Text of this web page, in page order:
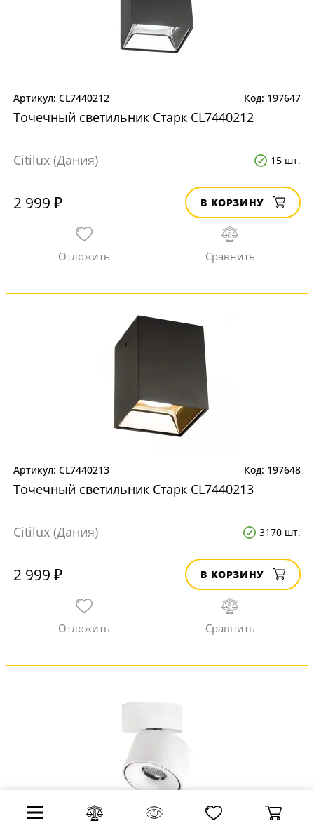
CL7440212 197647
Точечный светильник Старк CL7440212
Citilux (Дания) 15 шт.
2 999 ₽ В КОРЗИНУ
CL7440213 197648
Точечный светильник Старк CL7440213
Citilux (Дания) 3170 шт.
2 999 ₽ В КОРЗИНУ